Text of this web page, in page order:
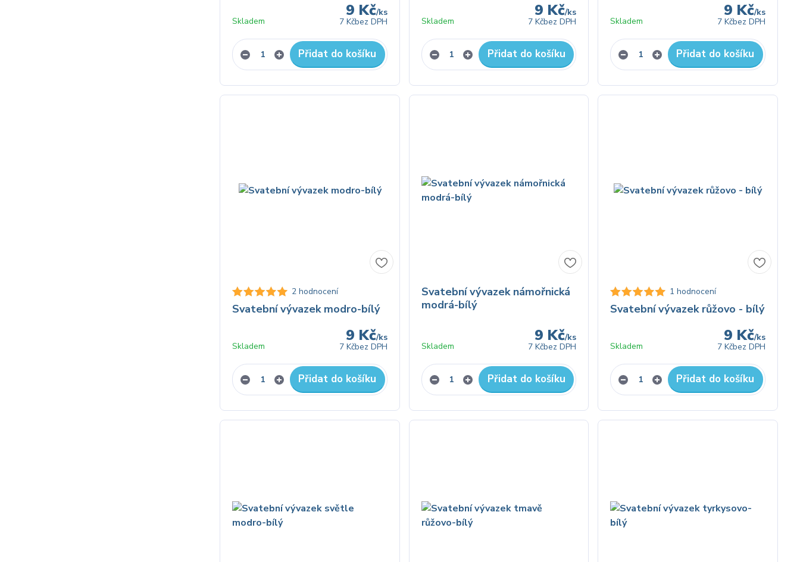
9 Kč/ks
7 Kčbez DPH
Skladem
Přidat do košíku
9 Kč/ks
7 Kčbez DPH
Skladem
Přidat do košíku
9 Kč/ks
7 Kčbez DPH
Skladem
Přidat do košíku
2 hodnocení
Svatební vývazek modro-bílý
9 Kč/ks
7 Kčbez DPH
Skladem
Přidat do košíku
Svatební vývazek námořnická
modrá-bílý
9 Kč/ks
7 Kčbez DPH
Skladem
Přidat do košíku
1 hodnocení
Svatební vývazek růžovo - bílý
9 Kč/ks
7 Kčbez DPH
Skladem
Přidat do košíku